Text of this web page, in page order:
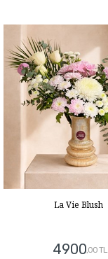
La Vie Blush
4900,00 TL